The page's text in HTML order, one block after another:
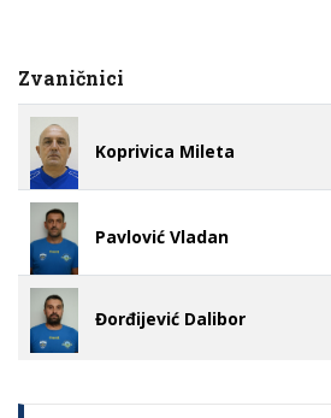
Zvaničnici
Koprivica Mileta
Pavlović Vladan
Đorđijević Dalibor